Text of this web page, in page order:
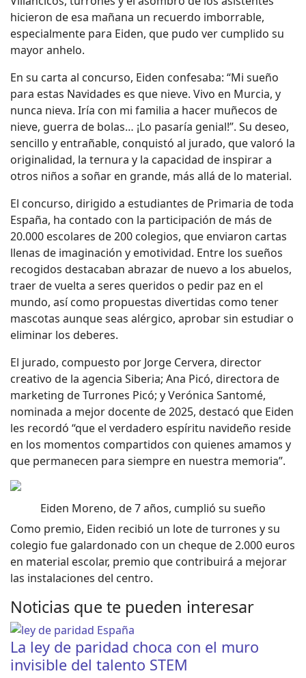
hicieron de esa mañana un recuerdo imborrable,
especialmente para Eiden, que pudo ver cumplido su
mayor anhelo.
En su carta al concurso, Eiden confesaba: “Mi sueño
para estas Navidades es que nieve. Vivo en Murcia, y
nunca nieva. Iría con mi familia a hacer muñecos de
nieve, guerra de bolas… ¡Lo pasaría genial!”. Su deseo,
sencillo y entrañable, conquistó al jurado, que valoró la
originalidad, la ternura y la capacidad de inspirar a
otros niños a soñar en grande, más allá de lo material.
El concurso, dirigido a estudiantes de Primaria de toda
España, ha contado con la participación de más de
20.000 escolares de 200 colegios, que enviaron cartas
llenas de imaginación y emotividad. Entre los sueños
recogidos destacaban abrazar de nuevo a los abuelos,
traer de vuelta a seres queridos o pedir paz en el
mundo, así como propuestas divertidas como tener
mascotas aunque seas alérgico, aprobar sin estudiar o
eliminar los deberes.
El jurado, compuesto por Jorge Cervera, director
creativo de la agencia Siberia; Ana Picó, directora de
marketing de Turrones Picó; y Verónica Santomé,
nominada a mejor docente de 2025, destacó que Eiden
les recordó “que el verdadero espíritu navideño reside
en los momentos compartidos con quienes amamos y
que permanecen para siempre en nuestra memoria”.
Eiden Moreno, de 7 años, cumplió su sueño
Como premio, Eiden recibió un lote de turrones y su
colegio fue galardonado con un cheque de 2.000 euros
en material escolar, premio que contribuirá a mejorar
las instalaciones del centro.
Noticias que te pueden interesar
La ley de paridad choca con el muro
invisible del talento STEM